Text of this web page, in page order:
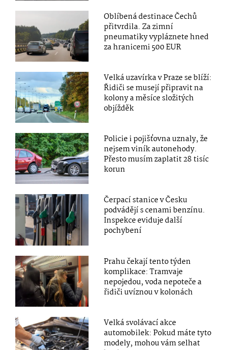
Oblíbená destinace Čechů
přitvrdila. Za zimní
pneumatiky vypláznete hned
za hranicemi 500 EUR
Velká uzavírka v Praze se blíží:
Řidiči se musejí připravit na
kolony a měsíce složitých
objížděk
Policie i pojišťovna uznaly, že
nejsem viník autonehody.
Přesto musím zaplatit 28 tisíc
korun
Čerpací stanice v Česku
podvádějí s cenami benzínu.
Inspekce eviduje další
pochybení
Prahu čekají tento týden
komplikace: Tramvaje
nepojedou, voda nepoteče a
řidiči uvíznou v kolonách
Velká svolávací akce
automobilek: Pokud máte tyto
modely, mohou vám selhat